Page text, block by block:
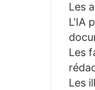
Les
L'IA
Les
Les